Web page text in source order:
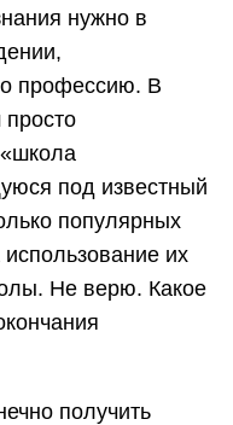
нужно в
профессию. В
под известный
популярных
их
Не верю. Какое
получить